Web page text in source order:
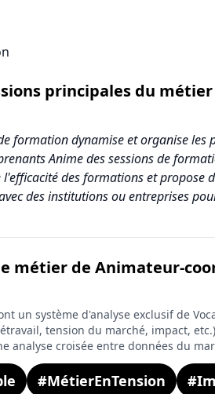
principales du
formation dynamise et organise
Anime des sessions de
l'efficacité des formations et
des institutions ou entreprises
métier de Animateur-
un système d'analyse exclusif de
tension du marché, impact,
analyse croisée entre données du
#MétierEnTension
Animateur-coordinateur /
globale
6.7
du marché
7.7